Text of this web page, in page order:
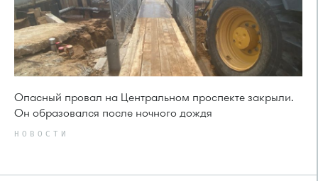
Опасный провал на Центральном проспекте закрыли.
Он образовался после ночного дождя
НОВОСТИ